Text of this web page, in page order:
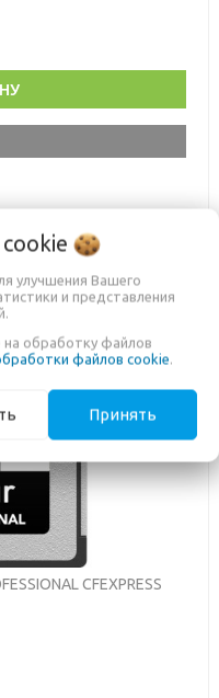
ПОД ЗАКАЗ
CFEXPRESS
cookie
улучшения Вашего
и представления
на обработку файлов
файлов cookie.
Принять